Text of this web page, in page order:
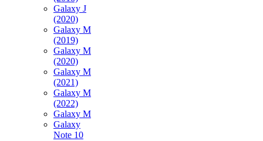
Galaxy J
(2020)
Galaxy M
(2019)
Galaxy M
(2020)
Galaxy M
(2021)
Galaxy M
(2022)
Galaxy M
Galaxy
Note 10